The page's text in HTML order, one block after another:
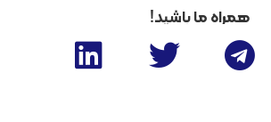
همراه ما باشید!